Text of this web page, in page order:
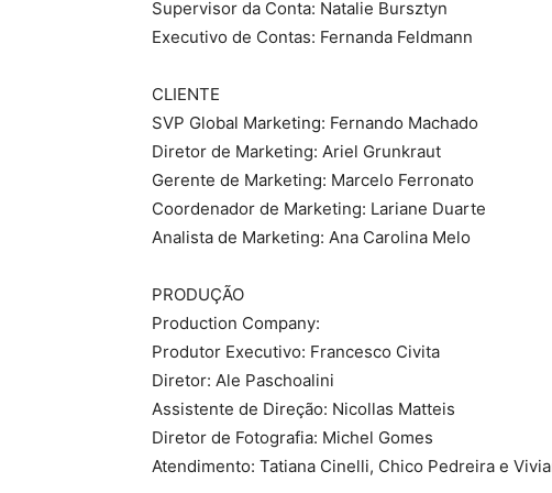
Supervisor da Conta: Natalie Bursztyn
Executivo de Contas: Fernanda Feldmann
CLIENTE
SVP Global Marketing: Fernando Machado
Diretor de Marketing: Ariel Grunkraut
Gerente de Marketing: Marcelo Ferronato
Coordenador de Marketing: Lariane Duarte
Analista de Marketing: Ana Carolina Melo
PRODUÇÃO
Production Company:
Produtor Executivo: Francesco Civita
Diretor: Ale Paschoalini
Assistente de Direção: Nicollas Matteis
Diretor de Fotografia: Michel Gomes
Atendimento: Tatiana Cinelli, Chico Pedreira e